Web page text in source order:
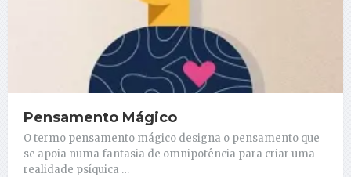
Pensamento Mágico
O termo pensamento mágico designa o pensamento que
se apoia numa fantasia de omnipotência para criar uma
realidade psíquica …